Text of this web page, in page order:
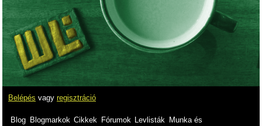
Belépés vagy regisztráció
Blog Blogmarkok Cikkek Fórumok Levlisták
Munka és